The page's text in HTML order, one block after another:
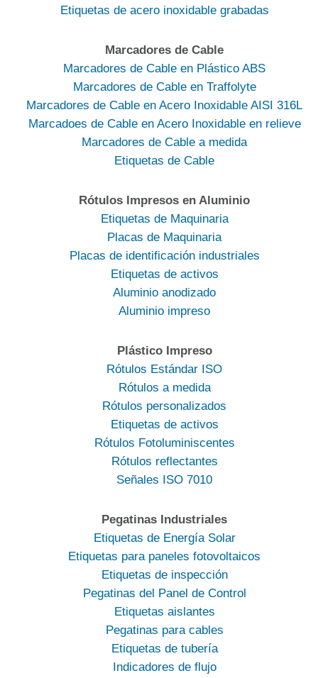
Etiquetas de acero inoxidable grabadas
Marcadores de Cable
Marcadores de Cable en Plástico ABS
Marcadores de Cable en Traffolyte
Marcadores de Cable en Acero Inoxidable AISI 316L
Marcadoes de Cable en Acero Inoxidable en relieve
Marcadores de Cable a medida
Etiquetas de Cable
Rótulos Impresos en Aluminio
Etiquetas de Maquinaria
Placas de Maquinaria
Placas de identificación industriales
Etiquetas de activos
Aluminio anodizado
Aluminio impreso
Plástico Impreso
Rótulos Estándar ISO
Rótulos a medida
Rótulos personalizados
Etiquetas de activos
Rótulos Fotoluminiscentes
Rótulos reflectantes
Señales ISO 7010
Pegatinas Industriales
Etiquetas de Energía Solar
Etiquetas para paneles fotovoltaicos
Etiquetas de inspección
Pegatinas del Panel de Control
Etiquetas aislantes
Pegatinas para cables
Etiquetas de tubería
Indicadores de flujo